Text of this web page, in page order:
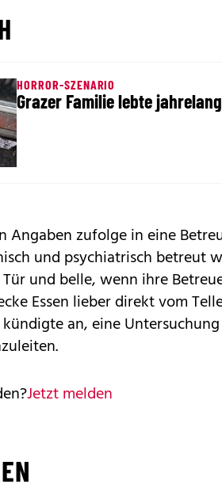
HORROR-SZENARIO
Grazer Familie lebte
Angaben zufolge in eine
und psychiatrisch betreut
und belle, wenn ihre
Essen lieber direkt vom
an, eine
Jetzt melden